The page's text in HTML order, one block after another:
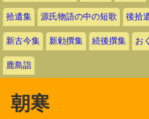
拾遺集 源氏物語の中の短歌 後拾
新古今集 新勅撰集 続後撰集 お
鹿島詣
朝寒